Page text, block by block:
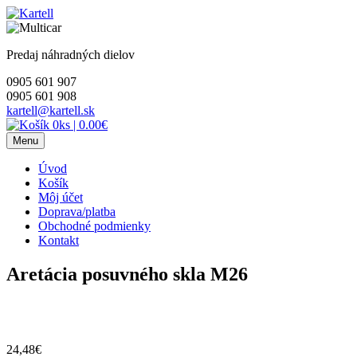
Skip
to
Predaj náhradných dielov
0905 601 907
0905 601 908
kartell@kartell.sk
0ks | 0.00€
Menu
Úvod
Košík
Môj účet
Doprava/platba
Obchodné podmienky
Kontakt
Aretácia posuvného skla M26
24,48€